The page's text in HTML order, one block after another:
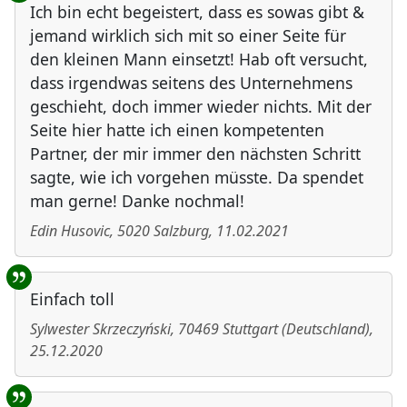
Ich bin echt begeistert, dass es sowas gibt &
jemand wirklich sich mit so einer Seite für
den kleinen Mann einsetzt! Hab oft versucht,
dass irgendwas seitens des Unternehmens
geschieht, doch immer wieder nichts. Mit der
Seite hier hatte ich einen kompetenten
Partner, der mir immer den nächsten Schritt
sagte, wie ich vorgehen müsste. Da spendet
man gerne! Danke nochmal!
Edin Husovic, 5020Salzburg, 11.02.2021
Einfach toll
Sylwester Skrzeczyński, 70469Stuttgart(Deutschland),
25.12.2020